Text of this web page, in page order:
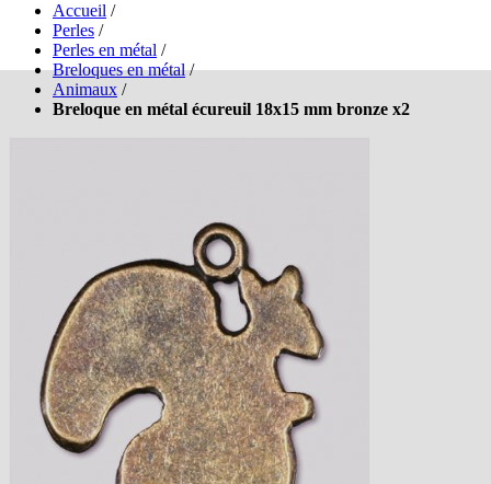
Accueil /
Perles /
Perles en métal /
Breloques en métal /
Animaux /
Breloque en métal écureuil 18x15 mm bronze x2